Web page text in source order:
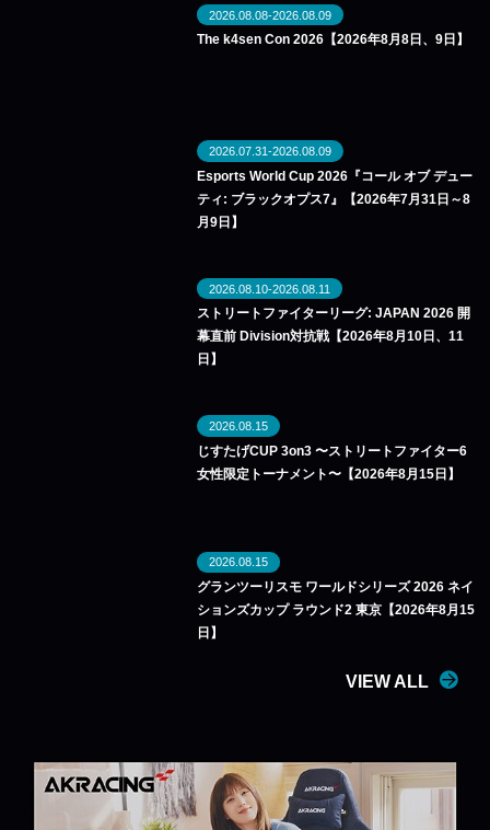
2026.08.08-2026.08.09
The k4sen Con 2026【2026年8月8日、9日】
2026.07.31-2026.08.09
Esports World Cup 2026『コール オブ デュー
ティ: ブラックオプス7』【2026年7月31日～8
月9日】
2026.08.10-2026.08.11
ストリートファイターリーグ: JAPAN 2026 開
幕直前 Division対抗戦【2026年8月10日、11
日】
2026.08.15
じすたげCUP 3on3 〜ストリートファイター6
女性限定トーナメント〜【2026年8月15日】
2026.08.15
グランツーリスモ ワールドシリーズ 2026 ネイ
ションズカップ ラウンド2 東京【2026年8月15
日】
VIEW ALL